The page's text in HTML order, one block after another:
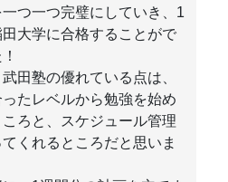
つ一つ完璧にしていき、1
大学に合格することがで
田塾の優れている点は、
ったレベルから勉強を始め
ころと、スケジュール管理
くれるところだと思いま